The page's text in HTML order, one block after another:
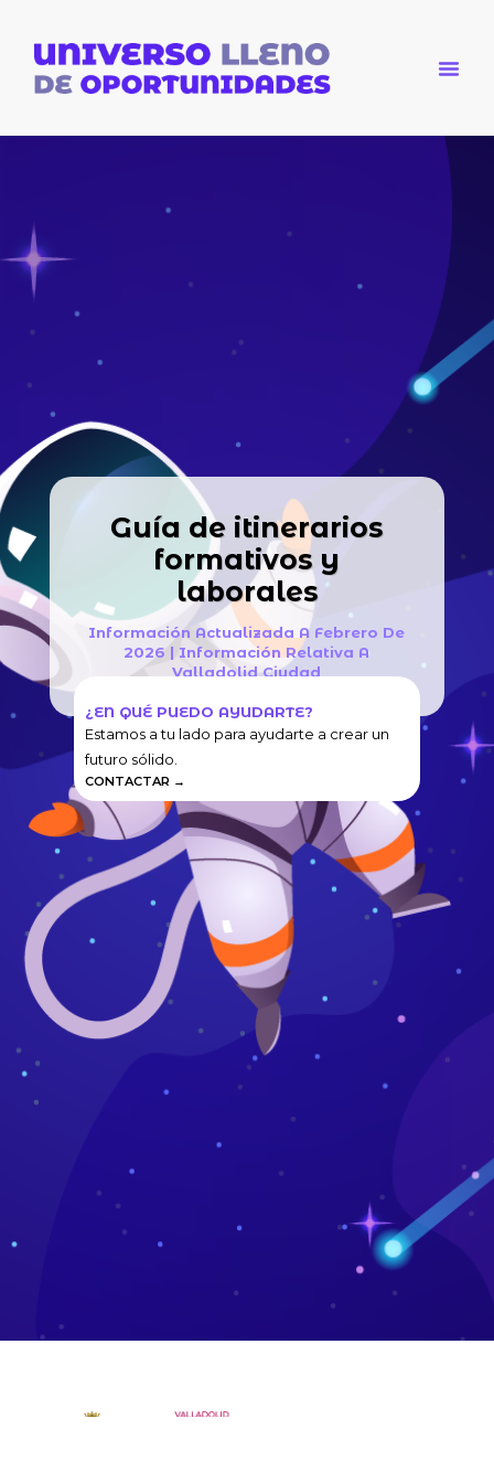
Guía de itinerarios
formativos y
laborales
Información Actualizada A Febrero De
2026 | Información Relativa A
Valladolid Ciudad
¿EN QUÉ PUEDO AYUDARTE?
Estamos a tu lado para ayudarte a crear un
futuro sólido.
CONTACTAR →